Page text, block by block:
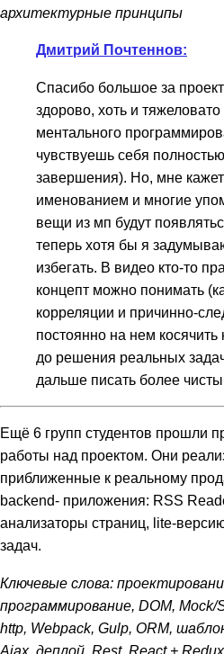
архитектурные принципы
Дмитрий Почтеннов:
Спасибо большое за
здорово, хоть и
ментального
чувствуешь себя
завершения). Но, мне
именованием и многие
вещи из мп будут
теперь хотя бы я
избегать. В видео кто-то
концепт можно понимать
корреляции и причинно-
постоянно на нем косячить
до решения реальных
дальше писать более
Ещё 6 групп студентов прошли
работы над проектом. Они
приближенные к реальному
backend- приложения: RSS
анализаторы страниц, lite-
задач.
Ключевые слова:
программирование, DOM,
http, Webpack, Gulp, ORM,
Ajax, деплой, Rest, React +